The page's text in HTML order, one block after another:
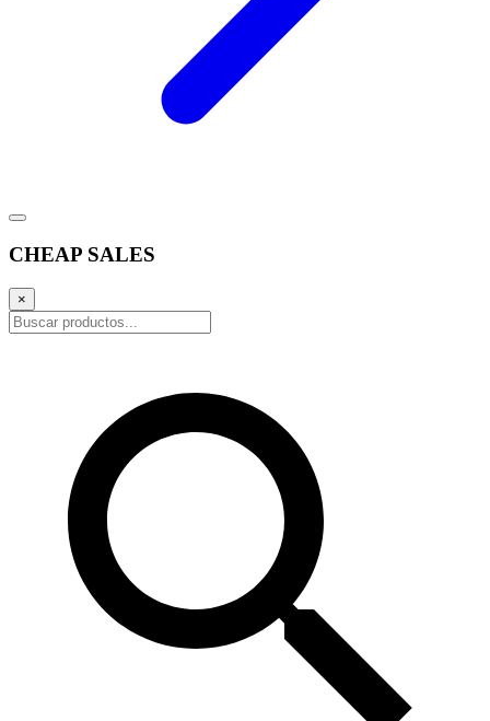
CHEAP SALES
×